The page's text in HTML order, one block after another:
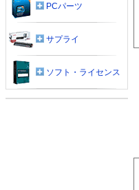
PCパーツ
サプライ
ソフト・ライセンス